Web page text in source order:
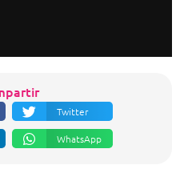
Twitter
WhatsApp